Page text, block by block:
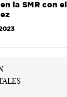
la SMR con